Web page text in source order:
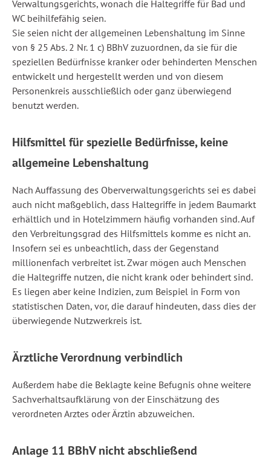
Verwaltungsgerichts, wonach die Haltegriffe für Bad und
WC beihilfefähig seien.
Sie seien nicht der allgemeinen Lebenshaltung im Sinne
von § 25 Abs. 2 Nr. 1 c) BBhV zuzuordnen, da sie für die
speziellen Bedürfnisse kranker oder behinderten Menschen
entwickelt und hergestellt werden und von diesem
Personenkreis ausschließlich oder ganz überwiegend
benutzt werden.
Hilfsmittel für spezielle Bedürfnisse, keine
allgemeine Lebenshaltung
Nach Auffassung des Oberverwaltungsgerichts sei es dabei
auch nicht maßgeblich, dass Haltegriffe in jedem Baumarkt
erhältlich und in Hotelzimmern häufig vorhanden sind. Auf
den Verbreitungsgrad des Hilfsmittels komme es nicht an.
Insofern sei es unbeachtlich, dass der Gegenstand
millionenfach verbreitet ist. Zwar mögen auch Menschen
die Haltegriffe nutzen, die nicht krank oder behindert sind.
Es liegen aber keine Indizien, zum Beispiel in Form von
statistischen Daten, vor, die darauf hindeuten, dass dies der
überwiegende Nutzwerkreis ist.
Ärztliche Verordnung verbindlich
Außerdem habe die Beklagte keine Befugnis ohne weitere
Sachverhaltsaufklärung von der Einschätzung des
verordneten Arztes oder Ärztin abzuweichen.
Anlage 11 BBhV nicht abschließend